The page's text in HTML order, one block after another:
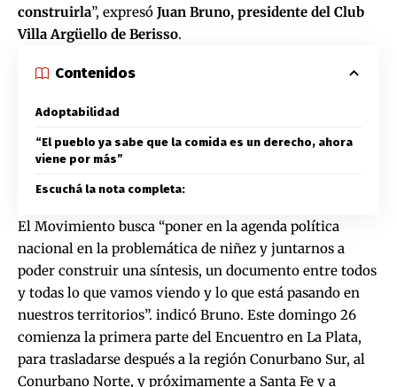
construirla”, expresó Juan Bruno, presidente del Club
Villa Argüello de Berisso.
Contenidos
Adoptabilidad
“El pueblo ya sabe que la comida es un derecho, ahora
viene por más”
Escuchá la nota completa:
El Movimiento busca “poner en la agenda política
nacional en la problemática de niñez y juntarnos a
poder construir una síntesis, un documento entre todos
y todas lo que vamos viendo y lo que está pasando en
nuestros territorios”. indicó Bruno. Este domingo 26
comienza la primera parte del Encuentro en La Plata,
para trasladarse después a la región Conurbano Sur, al
Conurbano Norte, y próximamente a Santa Fe y a